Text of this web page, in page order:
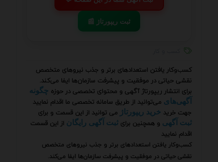
📰 ثبت ریپورتاژ
کسب‌وکار یافتن استعدادهای برتر و جذب نیروهای متخصص
نقشی حیاتی در موفقیت و پیشرفت سازمان‌ها ایفا می‌کند.
برای انتشار ریپورتاژ آگهی و محتوای تخصصی در حوزه چگونه
آگهی‌های می‌توانید از طریق سامانه تخصصی ما اقدام نمایید
جهت خرید خرید ریپورتاژ می توانید از این قسمت و برای
ثبت آگهی و همچنین برای ثبت آگهی رایگان از این قسمت
اقدام نمایید
کسب‌وکار یافتن استعدادهای برتر و جذب نیروهای متخصص
نقشی حیاتی در موفقیت و پیشرفت سازمان‌ها ایفا می‌کند.